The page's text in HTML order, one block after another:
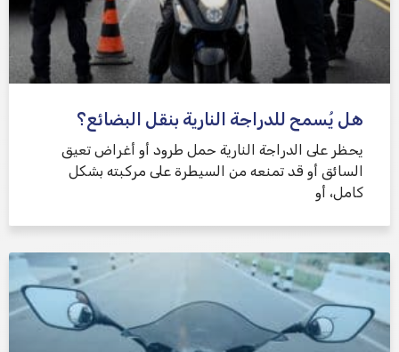
هل يُسمح للدراجة النارية بنقل البضائع؟
يحظر على الدراجة النارية حمل طرود أو أغراض تعيق
السائق أو قد تمنعه من السيطرة على مركبته بشكل
كامل، أو